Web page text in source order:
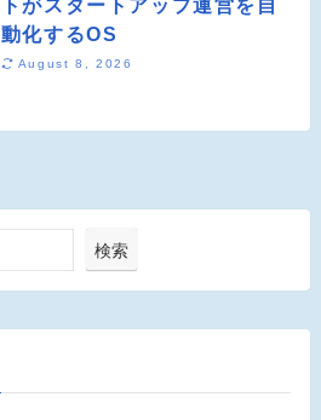
トがスタートアップ運営を自
動化するOS
August 8, 2026
検索